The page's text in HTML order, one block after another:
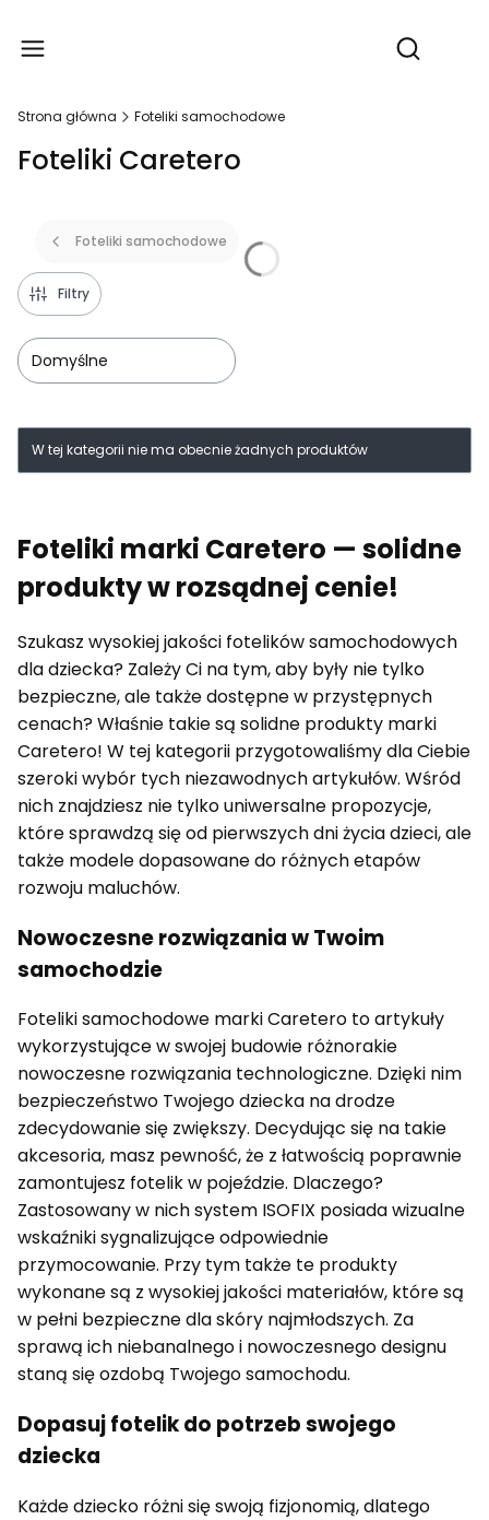
Otwórz
Strona główna Foteliki samochodowe
Foteliki Caretero
Foteliki samochodowe
Filtry
Domyślne
Lista produktów
W tej kategorii nie ma obecnie żadnych produktów
Foteliki marki Caretero — solidne
produkty w rozsądnej cenie!
Szukasz wysokiej jakości fotelików samochodowych
dla dziecka? Zależy Ci na tym, aby były nie tylko
bezpieczne, ale także dostępne w przystępnych
cenach? Właśnie takie są solidne produkty marki
Caretero! W tej kategorii przygotowaliśmy dla Ciebie
szeroki wybór tych niezawodnych artykułów. Wśród
nich znajdziesz nie tylko uniwersalne propozycje,
które sprawdzą się od pierwszych dni życia dzieci, ale
także modele dopasowane do różnych etapów
rozwoju maluchów.
Nowoczesne rozwiązania w Twoim
samochodzie
Foteliki samochodowe marki Caretero to artykuły
wykorzystujące w swojej budowie różnorakie
nowoczesne rozwiązania technologiczne. Dzięki nim
bezpieczeństwo Twojego dziecka na drodze
zdecydowanie się zwiększy. Decydując się na takie
akcesoria, masz pewność, że z łatwością poprawnie
zamontujesz fotelik w pojeździe. Dlaczego?
Zastosowany w nich system ISOFIX posiada wizualne
wskaźniki sygnalizujące odpowiednie
przymocowanie. Przy tym także te produkty
wykonane są z wysokiej jakości materiałów, które są
w pełni bezpieczne dla skóry najmłodszych. Za
sprawą ich niebanalnego i nowoczesnego designu
staną się ozdobą Twojego samochodu.
Dopasuj fotelik do potrzeb swojego
dziecka
Każde dziecko różni się swoją fizjonomią, dlatego